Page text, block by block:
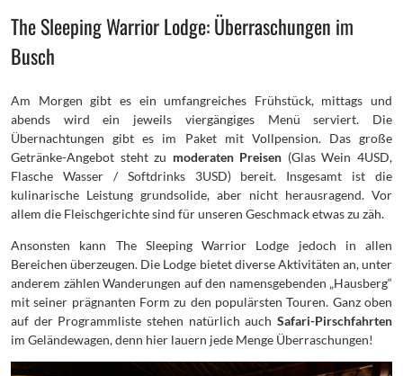
The Sleeping Warrior Lodge: Überraschungen im
Busch
Am Morgen gibt es ein umfangreiches Frühstück, mittags und
abends wird ein jeweils viergängiges Menü serviert. Die
Übernachtungen gibt es im Paket mit Vollpension. Das große
Getränke-Angebot steht zu moderaten Preisen (Glas Wein 4USD,
Flasche Wasser / Softdrinks 3USD) bereit. Insgesamt ist die
kulinarische Leistung grundsolide, aber nicht herausragend. Vor
allem die Fleischgerichte sind für unseren Geschmack etwas zu zäh.
Ansonsten kann The Sleeping Warrior Lodge jedoch in allen
Bereichen überzeugen. Die Lodge bietet diverse Aktivitäten an, unter
anderem zählen Wanderungen auf den namensgebenden „Hausberg“
mit seiner prägnanten Form zu den populärsten Touren. Ganz oben
auf der Programmliste stehen natürlich auch Safari-Pirschfahrten
im Geländewagen, denn hier lauern jede Menge Überraschungen!